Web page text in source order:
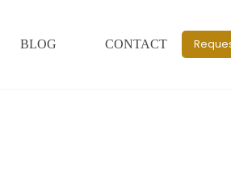
BLOG CONTACT